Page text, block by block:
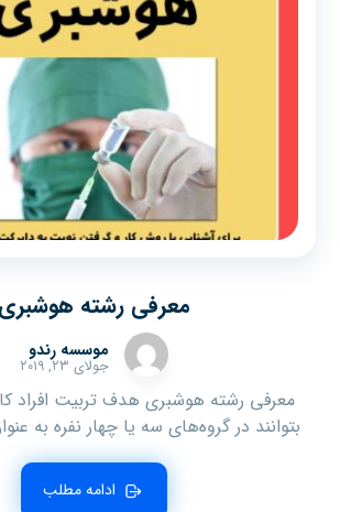
معرفی رشته هوشبری
موسسه رندو
جولای ۲۳, ۲۰۱۹
معرفی رشته هوشبری هدف تربیت افراد
بتوانند در گروه‌های سه یا چهار نفره به
ادامه مطلب